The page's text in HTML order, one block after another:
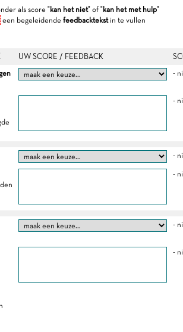
als score "kan het niet" of "kan het met hulp"
een begeleidende feedbacktekstin te vullen
UW SCORE / FEEDBACK
-
-
-
-
-
-